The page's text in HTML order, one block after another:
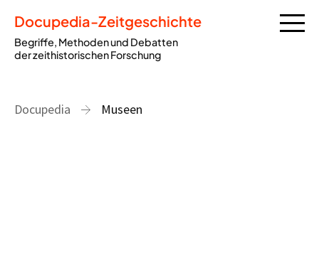
Docupedia-Zeitgeschichte
Begriffe, Methoden und Debatten
der zeithistorischen Forschung
Docupedia Museen